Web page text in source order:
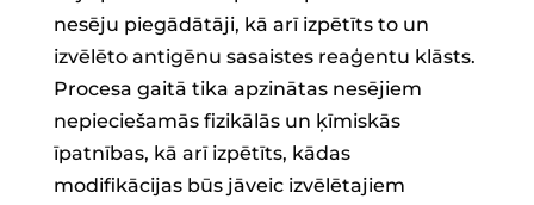
nesēju piegādātāji, kā arī izpētīts to un
izvēlēto antigēnu sasaistes reaģentu klāsts.
Procesa gaitā tika apzinātas nesējiem
nepieciešamās fizikālās un ķīmiskās
īpatnības, kā arī izpētīts, kādas
modifikācijas būs jāveic izvēlētajiem